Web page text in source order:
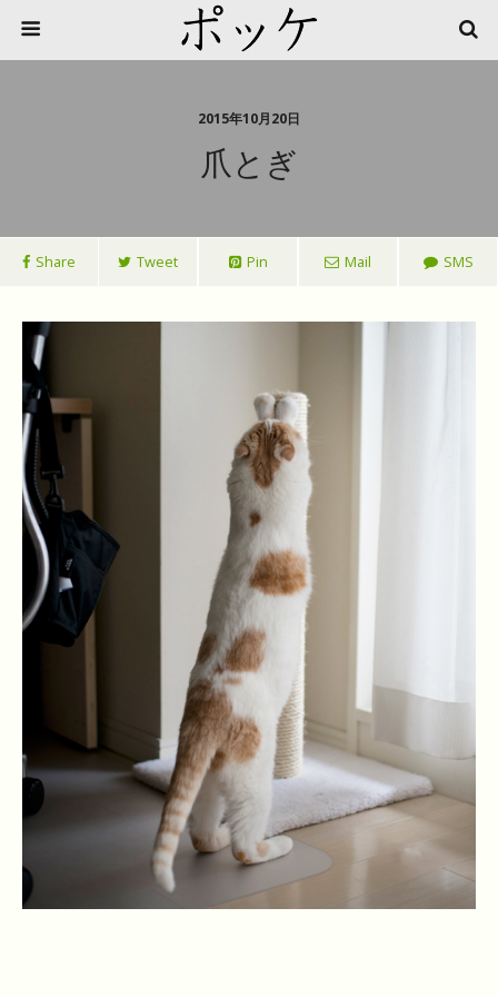
2015年10月20日
爪とぎ
Share Tweet Pin Mail SMS